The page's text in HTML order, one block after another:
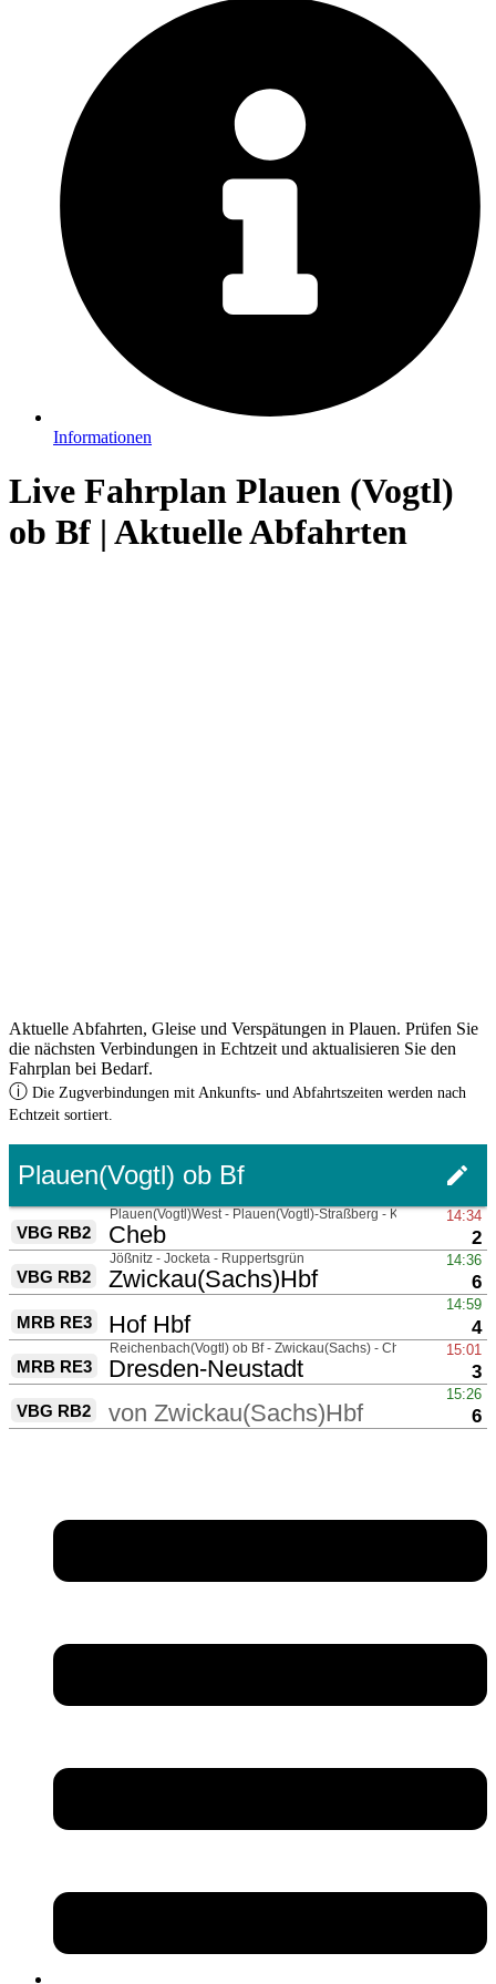
Informationen
Live Fahrplan Plauen (Vogtl)
ob Bf | Aktuelle Abfahrten
Aktuelle Abfahrten, Gleise und Verspätungen in Plauen. Prüfen Sie
die nächsten Verbindungen in Echtzeit und aktualisieren Sie den
Fahrplan bei Bedarf.
ⓘ Die Zugverbindungen mit Ankunfts- und Abfahrtszeiten werden nach
Echtzeit sortiert.